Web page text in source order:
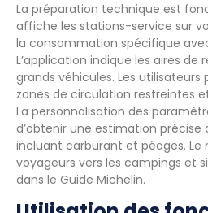
La préparation technique est
affiche les stations-service sur
la consommation spécifique
L’application indique les aires de
grands véhicules. Les utilisateurs
zones de circulation restreintes
La personnalisation des
d’obtenir une estimation précise
incluant carburant et péages. Le
voyageurs vers les campings et
dans le Guide Michelin.